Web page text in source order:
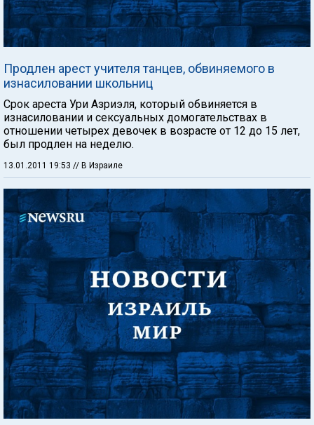
Продлен арест учителя танцев, обвиняемого в
изнасиловании школьниц
Срок ареста Ури Азриэля, который обвиняется в
изнасиловании и сексуальных домогательствах в
отношении четырех девочек в возрасте от 12 до 15 лет,
был продлен на неделю.
13.01.2011 19:53 // В Израиле